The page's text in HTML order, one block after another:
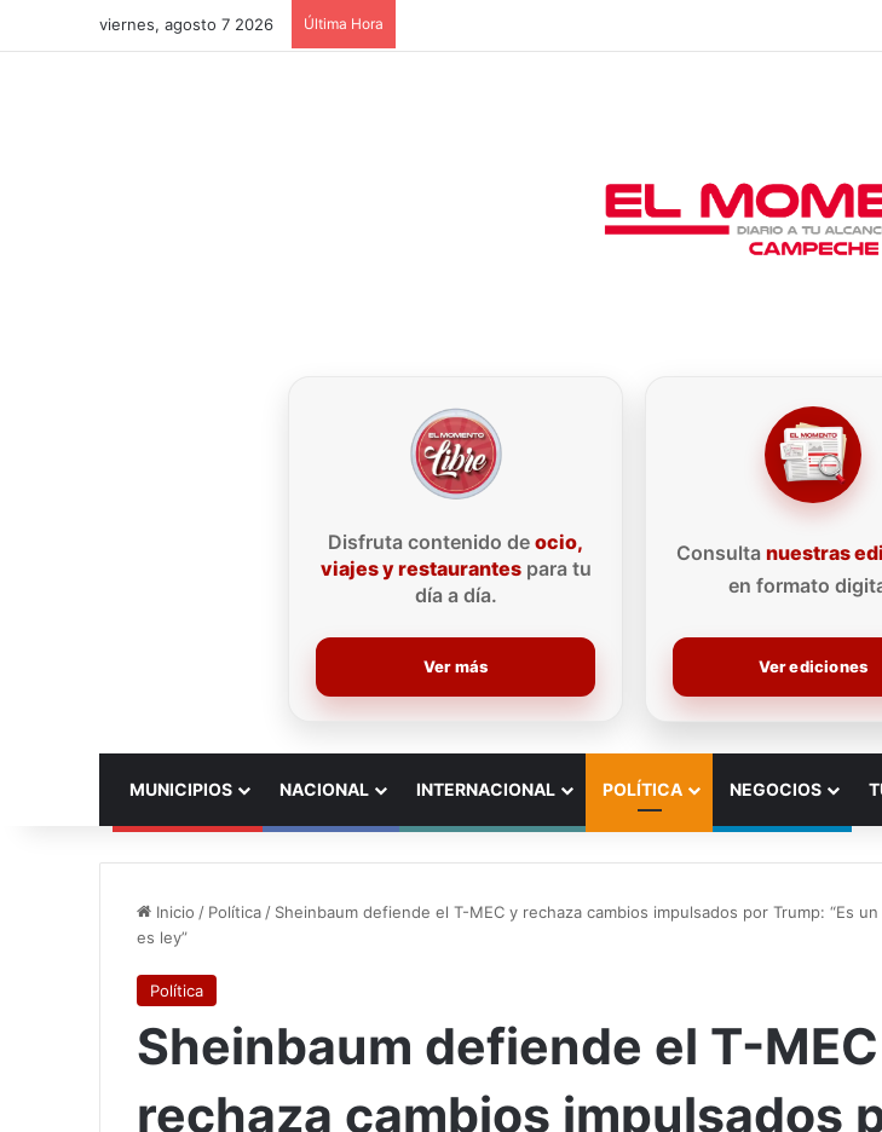
viernes, agosto 7 2026 Última Hora
Disfruta contenido deocio,
viajes y restaurantespara tu
día a día.
Ver más
Consulta nuestras
en formato
Ver ediciones
MUNICIPIOS NACIONAL INTERNACIONAL POLÍTICA NEGOCIOS
Inicio / Política / Sheinbaum defiende el T-MEC y rechaza cambios impulsados por Trump: “Es
es ley”
Política
Sheinbaum defiende el T-
rechaza cambios impulsados